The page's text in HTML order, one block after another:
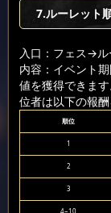
7.ルーレット
入口：フェス→ル
内容：イベント
値を獲得できま
位者は以下の報酬
順位
1
2
3